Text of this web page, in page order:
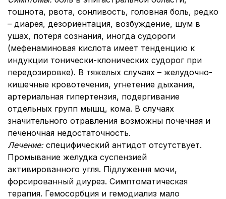
тошнота, рвота, сонливость, головная боль, редко
– диарея, дезориентация, возбуждение, шум в
ушах, потеря сознания, иногда судороги
(мефенаминовая кислота имеет тенденцию к
индукции тонически-клонических судорог при
передозировке). В тяжелых случаях – желудочно-
кишечные кровотечения, угнетение дыхания,
артериальная гипертензия, подергивание
отдельных групп мышц, кома. В случаях
значительного отравления возможны почечная и
печеночная недостаточность.
Лечение: специфический антидот отсутствует.
Промывание желудка суспензией
активированного угля. Підлуження мочи,
форсированный диурез. Симптоматическая
терапия. Гемосорбция и гемодиализ мало